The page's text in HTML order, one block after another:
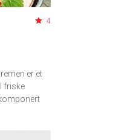
4
er et
friske